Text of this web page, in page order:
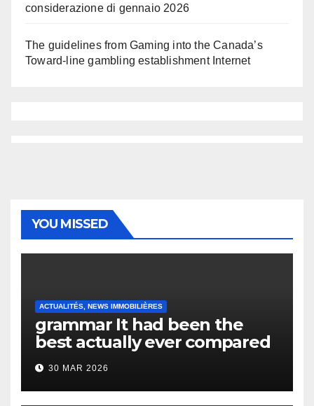
considerazione di gennaio 2026
The guidelines from Gaming into the Canada’s
Toward-line gambling establishment Internet
YOU MISSED
ACTUALITÉS, NEWS IMMOBILIÈRES
grammar It had been the
best actually ever compared
to it’s the top actually?
English Vocabulary Learners
Heap Change
30 MAR 2026